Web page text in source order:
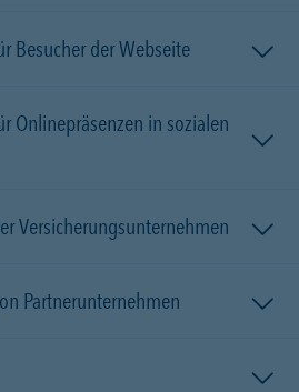
Besucher der Webseite
Onlinepräsenzen in sozialen
Versicherungsunternehmen
Partnerunternehmen